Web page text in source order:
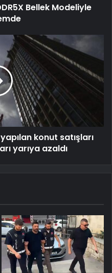
Bellek Modeliyle
konut satışları
yarıya azaldı